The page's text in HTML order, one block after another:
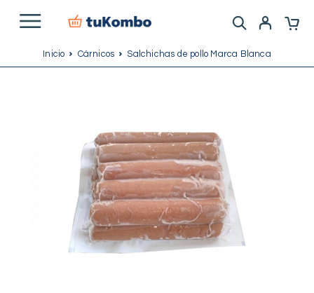
Inicio Cárnicos Salchichas de pollo Marca Blanca